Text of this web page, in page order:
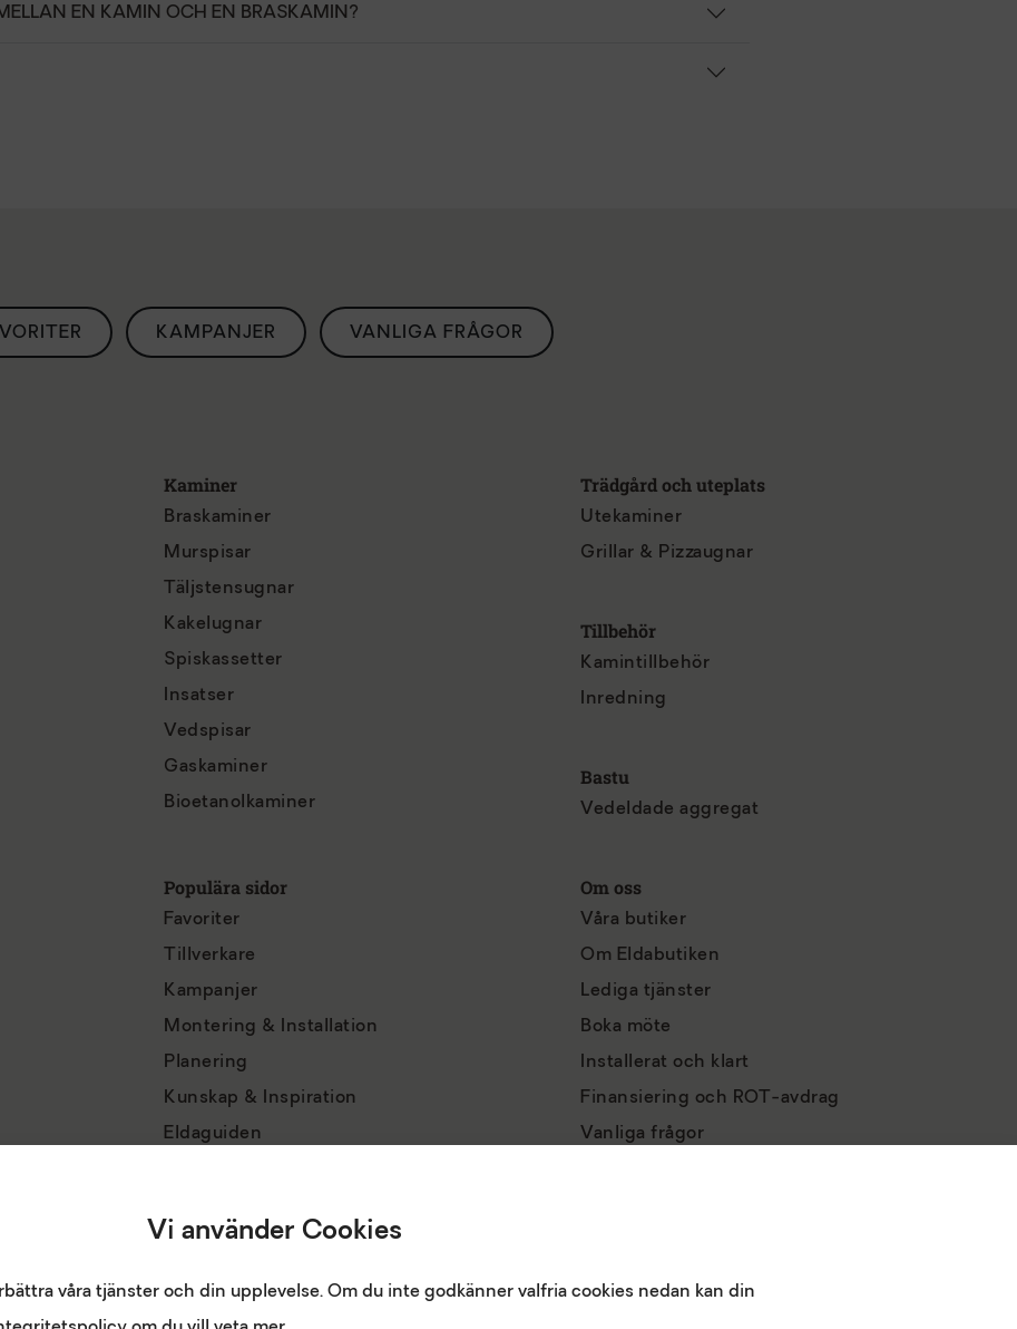
Vi använder Cookies
våra tjänster och din upplevelse. Om du inte godkänner valfria cookies nedan kan din
EN KAMIN OCH EN BRASKAMIN?
KAMPANJER VANLIGA FRÅGOR
Kaminer
Braskaminer
Murspisar
Täljstensugnar
Kakelugnar
Spiskassetter
Insatser
Vedspisar
Gaskaminer
Bioetanolkaminer
Trädgård och uteplats
Utekaminer
Grillar & Pizzaugnar
Tillbehör
Kamintillbehör
Inredning
Bastu
Vedeldade aggregat
Populära sidor
Favoriter
Tillverkare
Kampanjer
Montering & Installation
Planering
Kunskap & Inspiration
Eldaguiden
Om oss
Våra butiker
Om Eldabutiken
Lediga tjänster
Boka möte
Installerat och klart
Finansiering och ROT-avdrag
Vanliga frågor